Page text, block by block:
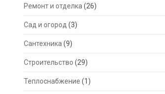
Ремонт и отделка (26)
Сад и огород (3)
Сантехника (9)
Строительство (29)
Теплоснабжение (1)